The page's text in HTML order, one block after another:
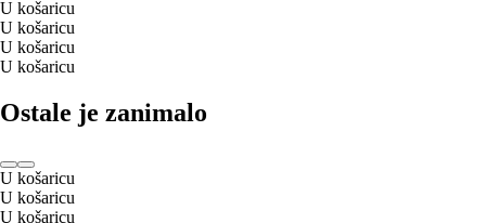
U košaricu
U košaricu
U košaricu
U košaricu
Ostale je zanimalo
U košaricu
U košaricu
U košaricu